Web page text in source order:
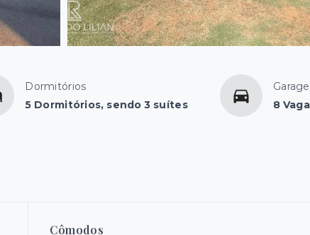
Dormitórios
5 Dormitórios, sendo 3 suítes
8
Cômodos